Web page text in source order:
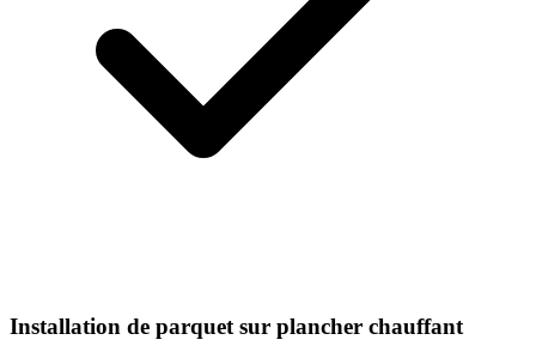
Installation de parquet sur plancher chauffant